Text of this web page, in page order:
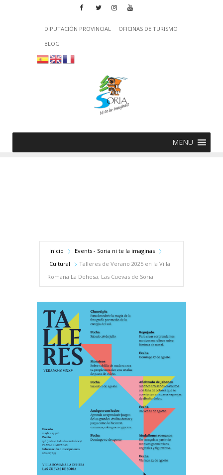
DIPUTACIÓN PROVINCIAL
OFICINAS DE TURISMO
BLOG
MENU
Inicio
Events - Soria ni te la imaginas
Cultural
Talleres de Verano 2025 en la Villa
Romana La Dehesa, Las Cuevas de Soria